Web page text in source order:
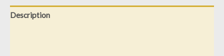
Description